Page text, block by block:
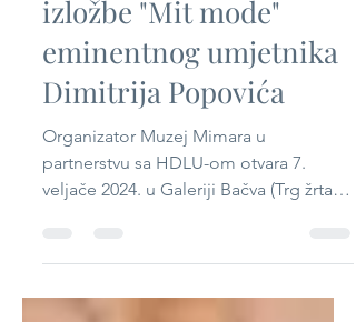
Uskoro otvorenje
izložbe "Mit mode"
eminentnog umjetnika
Dimitrija Popovića
Organizator Muzej Mimara u
fašizma 16) izložbu eminentnog...